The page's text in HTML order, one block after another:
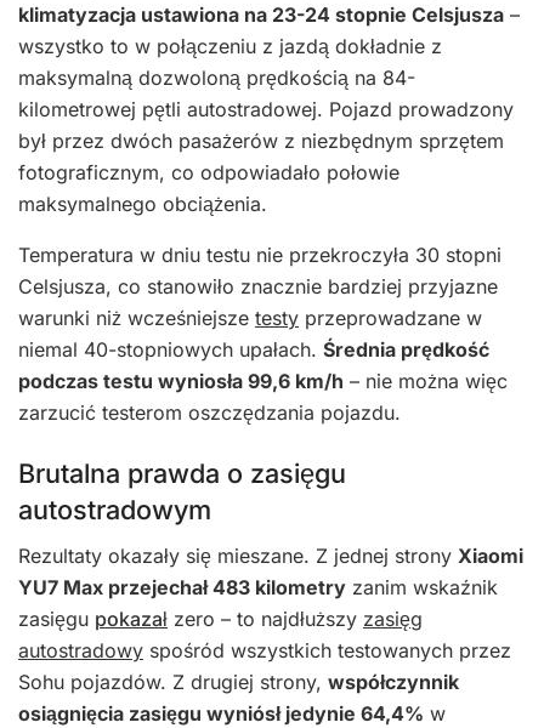
klimatyzacja ustawiona na 23-24 stopnie Celsjusza –
wszystko to w połączeniu z jazdą dokładnie z
maksymalną dozwoloną prędkością na 84-
kilometrowej pętli autostradowej. Pojazd prowadzony
był przez dwóch pasażerów z niezbędnym sprzętem
fotograficznym, co odpowiadało połowie
maksymalnego obciążenia.
Temperatura w dniu testu nie przekroczyła 30 stopni
Celsjusza, co stanowiło znacznie bardziej przyjazne
warunki niż wcześniejsze testy przeprowadzane w
niemal 40-stopniowych upałach. Średnia prędkość
podczas testu wyniosła 99,6 km/h – nie można więc
zarzucić testerom oszczędzania pojazdu.
Brutalna prawda o zasięgu
autostradowym
Rezultaty okazały się mieszane. Z jednej strony Xiaomi
YU7 Max przejechał 483 kilometry zanim wskaźnik
zasięgu pokazał zero – to najdłuższy zasięg
autostradowy spośród wszystkich testowanych przez
Sohu pojazdów. Z drugiej strony, współczynnik
osiągnięcia zasięgu wyniósł jedynie 64,4% w